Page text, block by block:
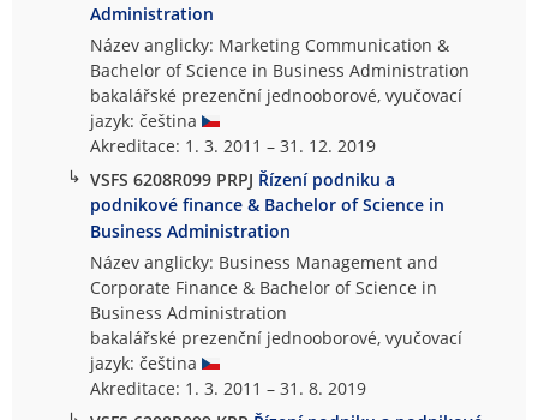
Administration
Název anglicky: Marketing Communication &
Bachelor of Science in Business Administration
bakalářské prezenční jednooborové, vyučovací
jazyk: čeština
Akreditace: 1. 3. 2011 – 31. 12. 2019
↳ VSFS 6208R099 PRPJ Řízení podniku a
podnikové finance & Bachelor of Science in
Business Administration
Název anglicky: Business Management and
Corporate Finance & Bachelor of Science in
Business Administration
bakalářské prezenční jednooborové, vyučovací
jazyk: čeština
Akreditace: 1. 3. 2011 – 31. 8. 2019